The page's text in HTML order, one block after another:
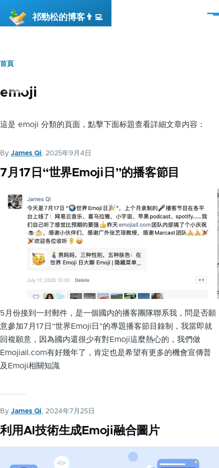
祁勁松的博客👨‍💻
選
導
結
首頁
emoji
這是 emoji 分類的頁面，點擊下面标題查看詳細文章内容：
By James Qi, 2025年9月4日
7月17日“世界Emoji日”的播客節目
5月份接到一封郵件，是一個國内的播客團隊聯系我，問是否願
意參加7月17日“世界Emoji日”的專題播客節目錄制，我當即就
回複願意，因為國内還很少有對Emoji這麼熱心的，我們做
Emojiall.com有好幾年了，肯定也是希望有更多的機會宣傳普
及Emoji相關知識
By James Qi, 2024年7月25日
利用AI技術生成Emoji融合圖片